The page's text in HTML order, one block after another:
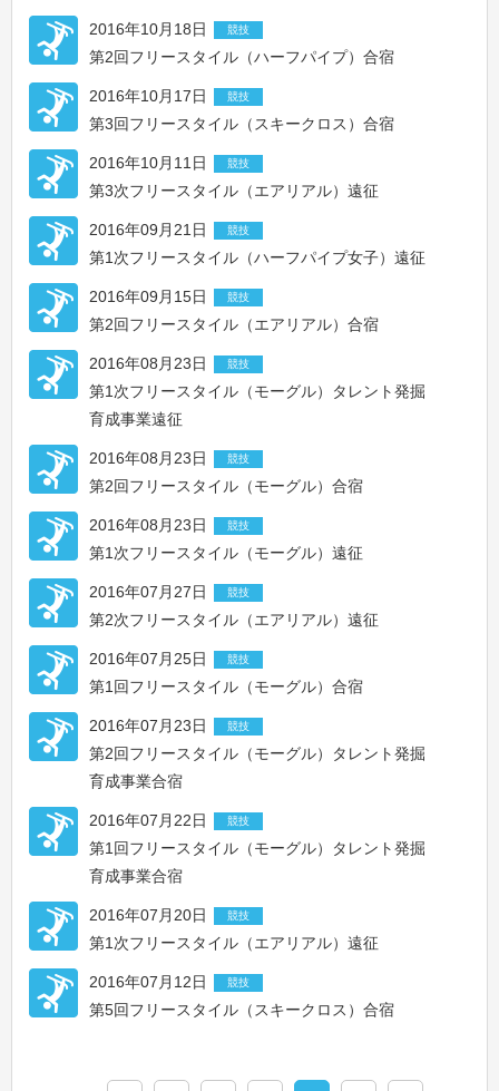
2016年10月18日 競技
第2回フリースタイル（ハーフパイプ）合宿
2016年10月17日 競技
第3回フリースタイル（スキークロス）合宿
2016年10月11日 競技
第3次フリースタイル（エアリアル）遠征
2016年09月21日 競技
第1次フリースタイル（ハーフパイプ女子）遠征
2016年09月15日 競技
第2回フリースタイル（エアリアル）合宿
2016年08月23日 競技
第1次フリースタイル（モーグル）タレント発掘
育成事業遠征
2016年08月23日 競技
第2回フリースタイル（モーグル）合宿
2016年08月23日 競技
第1次フリースタイル（モーグル）遠征
2016年07月27日 競技
第2次フリースタイル（エアリアル）遠征
2016年07月25日 競技
第1回フリースタイル（モーグル）合宿
2016年07月23日 競技
第2回フリースタイル（モーグル）タレント発掘
育成事業合宿
2016年07月22日 競技
第1回フリースタイル（モーグル）タレント発掘
育成事業合宿
2016年07月20日 競技
第1次フリースタイル（エアリアル）遠征
2016年07月12日 競技
第5回フリースタイル（スキークロス）合宿